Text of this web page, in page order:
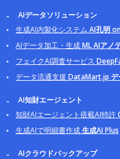
AIデータソリューション
生成AI内製化システム AI孔明
AIデータ加工・生成ML AIアノ
フェイクAI調査サービス
データ流通支援 DataMart.jp デ
AI知財エージェント
知財AIエージェント搭載AI特許
生成AIで明細書作成生成AI Plus
AIクラウドバックアップ